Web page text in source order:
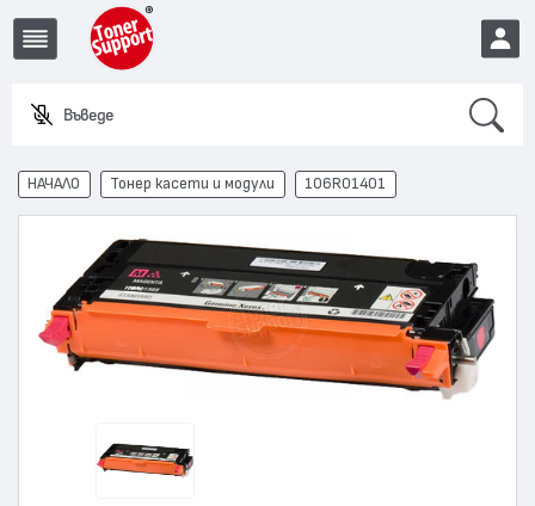
Въведете им
EUR
НАЧАЛО Тонер касети и модули 106R01401